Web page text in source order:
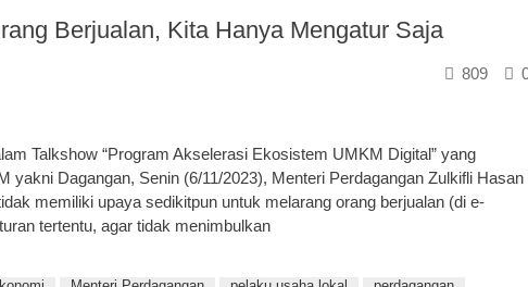
Berjualan, Kita Hanya Mengatur Saja
809
Talkshow “Program Akselerasi Ekosistem UMKM Digital” yang
yakni Dagangan, Senin (6/11/2023), Menteri Perdagangan Zulkifli Hasan
memiliki upaya sedikitpun untuk melarang orang berjualan (di e-
tertentu, agar tidak menimbulkan